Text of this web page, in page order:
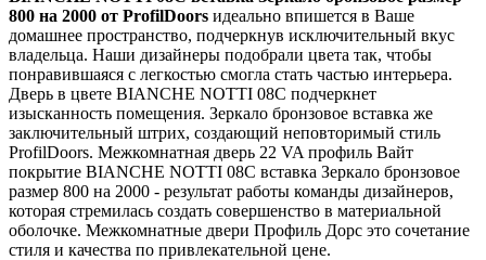
800 на 2000 от ProfilDoors идеально впишется в Ваше
домашнее пространство, подчеркнув исключительный вкус
владельца. Наши дизайнеры подобрали цвета так, чтобы
понравившаяся с легкостью смогла стать частью интерьера.
Дверь в цвете BIANCHE NOTTI 08C подчеркнет
изысканность помещения. Зеркало бронзовое вставка же
заключительный штрих, создающий неповторимый стиль
ProfilDoors. Межкомнатная дверь 22 VA профиль Вайт
покрытие BIANCHE NOTTI 08C вставка Зеркало бронзовое
размер 800 на 2000 - результат работы команды дизайнеров,
которая стремилась создать совершенство в материальной
оболочке. Межкомнатные двери Профиль Дорс это сочетание
стиля и качества по привлекательной цене.